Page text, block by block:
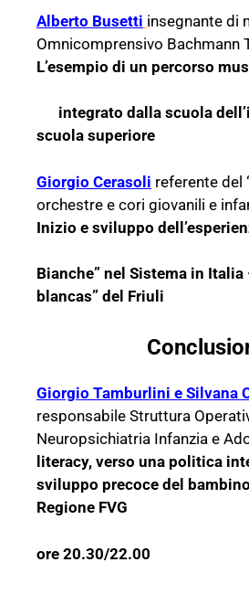
Alberto Busetti insegnante di
Omnicomprensivo Bachmann
L’esempio di un
integrato dalla scuola
scuola superiore
Giorgio Cerasoli referente del
orchestre e cori giovanili e
Inizio e sviluppo
Bianche” nel Sistema in Italia
blancas” del Friuli
Giorgio Tamburlini e Silvana
responsabile Struttura
Neuropsichiatria Infanzia e
literacy, verso una politica
sviluppo precoce del
Regione FVG
ore 20.30/22.00